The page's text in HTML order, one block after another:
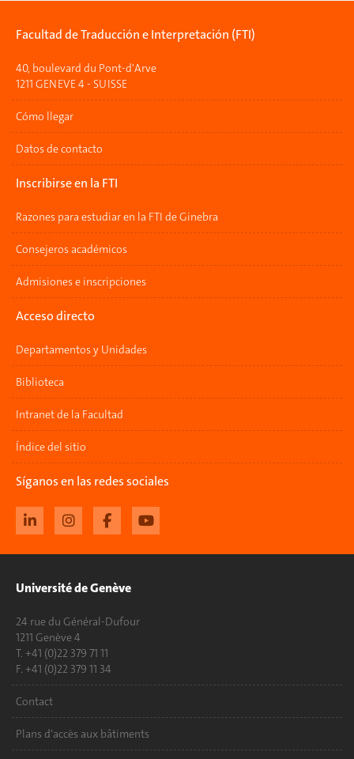
Facultad de Traducción e Interpretación (FTI)
40, boulevard du Pont-d'Arve
1211 GENEVE 4 - SUISSE
Cómo llegar
Datos de contacto
Inscribirse en la FTI
Razones para estudiar en la FTI de Ginebra
Consejeros académicos
Admisiones e inscripciones
Acceso directo
Departamentos y Unidades
Biblioteca
Intranet de la Facultad
Índice del sitio
Síganos en las redes sociales
Université de Genève
24 rue du Général-Dufour
1211 Genève 4
T. +41 (0)22 379 71 11
F. +41 (0)22 379 11 34
Contact
Plans d'accès aux bâtiments